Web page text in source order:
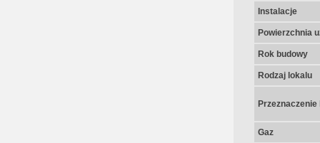
Instalacje
Powierzchnia
Rok budowy
Rodzaj lokalu
Przeznaczenie
Gaz